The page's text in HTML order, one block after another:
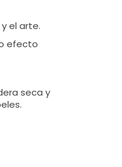
el arte.
efecto
seca y